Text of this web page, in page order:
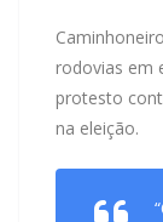
rodovias em
protesto
na eleição.